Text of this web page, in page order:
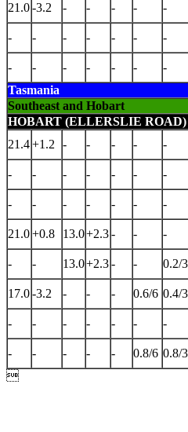
21.0-3.2 - - - - -
- - - - - - -
- - - - - - -
Tasmania
Southeast and Hobart
HOBART (ELLERSLIE ROAD)
21.4+1.2 - - - - -
- - - - - - -
- - - - - - -
21.0+0.8 13.0+2.3- - -
- - 13.0+2.3- - 0.2/3
17.0-3.2 - - - 0.6/6 0.4/3
- - - - - - -
- - - - - 0.8/6 0.8/3
